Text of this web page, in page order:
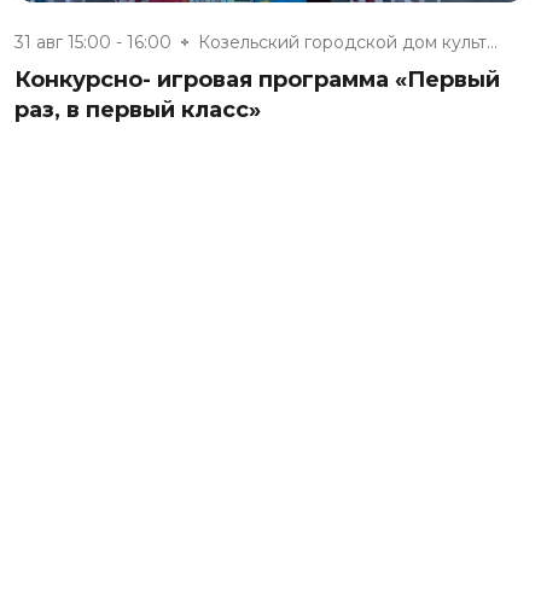
31 авг 15:00 - 16:00 Козельский городской дом культ...
Конкурсно- игровая программа «Первый
раз, в первый класс»